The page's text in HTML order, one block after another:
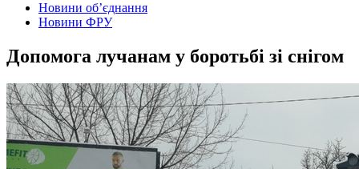
Новини об’єднання
Новини ФРУ
Допомога лучанам у боротьбі зі снігом